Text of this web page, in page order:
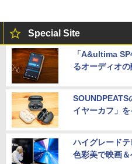
Special Site
「A&ultima
るオーディオ
SOUNDPEATS
イヤーカフ」
ハイグレード
色彩美で映画